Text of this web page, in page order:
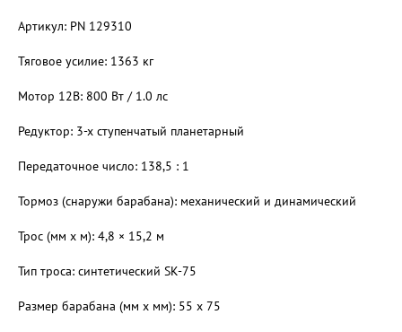
Артикул: PN 129310
Тяговое усилие: 1363 кг
Мотор 12В: 800 Вт / 1.0 лс
Редуктор: 3-х ступенчатый планетарный
Передаточное число: 138,5 : 1
Тормоз (снаружи барабана): механический и динамический
Трос (мм x м): 4,8 × 15,2 м
Тип троса: синтетический SK-75
Размер барабана (мм x мм): 55 x 75